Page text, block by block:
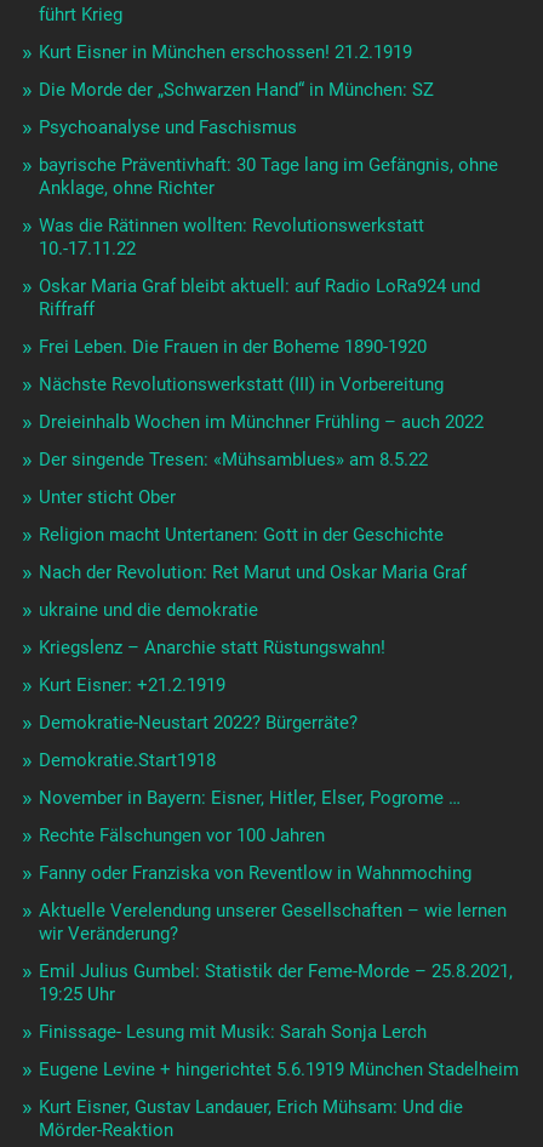
führt Krieg
Kurt Eisner in München erschossen! 21.2.1919
Die Morde der „Schwarzen Hand“ in München: SZ
Psychoanalyse und Faschismus
bayrische Präventivhaft: 30 Tage lang im Gefängnis, ohne
Anklage, ohne Richter
Was die Rätinnen wollten: Revolutionswerkstatt
10.-17.11.22
Oskar Maria Graf bleibt aktuell: auf Radio LoRa924 und
Riffraff
Frei Leben. Die Frauen in der Boheme 1890-1920
Nächste Revolutionswerkstatt (III) in Vorbereitung
Dreieinhalb Wochen im Münchner Frühling – auch 2022
Der singende Tresen: «Mühsamblues» am 8.5.22
Unter sticht Ober
Religion macht Untertanen: Gott in der Geschichte
Nach der Revolution: Ret Marut und Oskar Maria Graf
ukraine und die demokratie
Kriegslenz – Anarchie statt Rüstungswahn!
Kurt Eisner: +21.2.1919
Demokratie-Neustart 2022? Bürgerräte?
Demokratie.Start1918
November in Bayern: Eisner, Hitler, Elser, Pogrome …
Rechte Fälschungen vor 100 Jahren
Fanny oder Franziska von Reventlow in Wahnmoching
Aktuelle Verelendung unserer Gesellschaften – wie lernen
wir Veränderung?
Emil Julius Gumbel: Statistik der Feme-Morde – 25.8.2021,
19:25 Uhr
Finissage- Lesung mit Musik: Sarah Sonja Lerch
Eugene Levine + hingerichtet 5.6.1919 München Stadelheim
Kurt Eisner, Gustav Landauer, Erich Mühsam: Und die
Mörder-Reaktion